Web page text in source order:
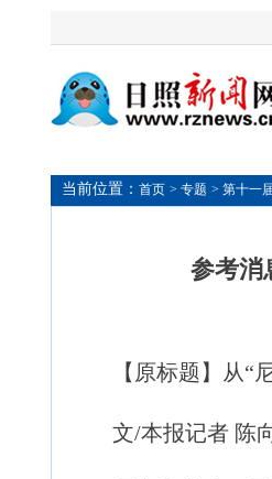
当前位置： 首页 > 专题 > 第十一
参考消
【原标题】从“
文/本报记者 陈